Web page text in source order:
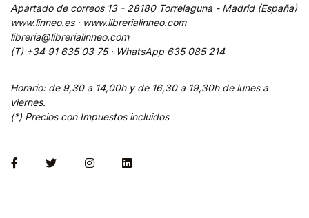
Apartado de correos 13 - 28180 Torrelaguna - Madrid (España)
www.linneo.es · www.librerialinneo.com
libreria@librerialinneo.com
(T) +34 91 635 03 75 · WhatsApp 635 085 214
Horario: de 9,30 a 14,00h y de 16,30 a 19,30h de lunes a
viernes.
(*) Precios con Impuestos incluidos